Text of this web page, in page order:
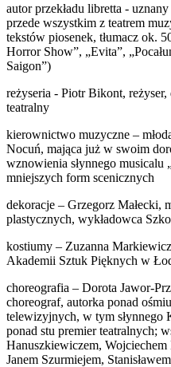
autor przekładu libretta -
przede wszystkim z teatrem
tekstów piosenek, tłumacz ok.
Horror Show”, „Evita”,
Saigon”)
reżyseria - Piotr Bikont,
teatralny
kierownictwo muzyczne –
Nocuń, mająca już w swoim
wznowienia słynnego
mniejszych form scenicznych
dekoracje – Grzegorz Małecki,
plastycznych, wykładowca
kostiumy – Zuzanna
Akademii Sztuk Pięknych w
choreografia – Dorota Jawor-
choreograf, autorka ponad
telewizyjnych, w tym słynnego
ponad stu premier teatralnych;
Hanuszkiewiczem,
Janem Szurmiejem,